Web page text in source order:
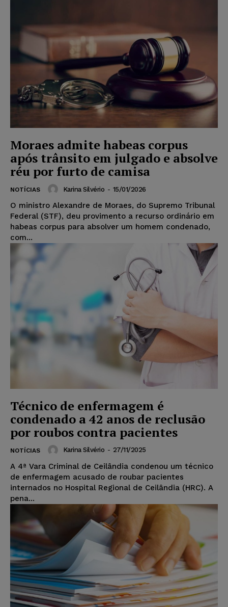
Moraes admite habeas corpus
após trânsito em julgado e absolve
réu por furto de camisa
NOTÍCIAS Karina Silvério - 15/01/2026
O ministro Alexandre de Moraes, do Supremo Tribunal
Federal (STF), deu provimento a recurso ordinário em
habeas corpus para absolver um homem condenado,
com...
Técnico de enfermagem é
condenado a 42 anos de reclusão
por roubos contra pacientes
NOTÍCIAS Karina Silvério - 27/11/2025
A 4ª Vara Criminal de Ceilândia condenou um técnico
de enfermagem acusado de roubar pacientes
internados no Hospital Regional de Ceilândia (HRC). A
pena...